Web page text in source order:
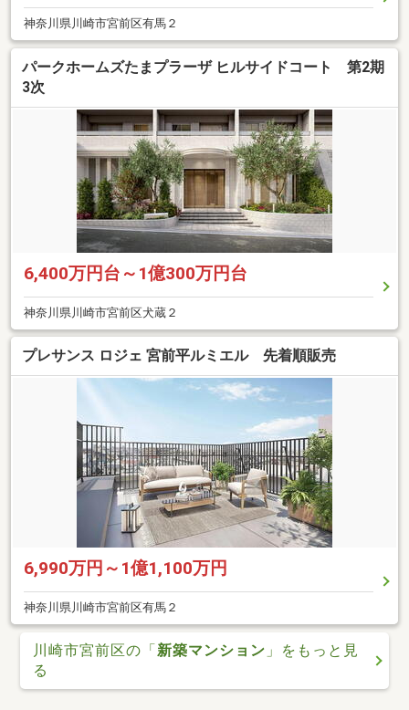
神奈川県川崎市宮前区有馬２
パークホームズたまプラーザ ヒルサイドコート 第2期
3次
6,400万円台～1億300万円台
神奈川県川崎市宮前区犬蔵２
プレサンス ロジェ 宮前平ルミエル 先着順販売
6,990万円～1億1,100万円
神奈川県川崎市宮前区有馬２
川崎市宮前区の「新築マンション 」をもっと見
る